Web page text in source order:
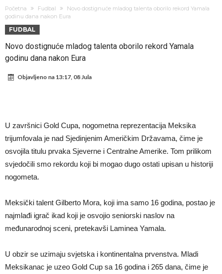
odabrao!
Marciniak objasnio zašto nije isključio Messija: Navijači i stručnjaci su
zaprepašteni njegovim riječima
Milan smanjuje tim
Hidratacijske pauze postale su biznis: FIFA ih ne planira ukinuti
Početna Fudbal
Novo dostignuće mladog talenta oborilo rekord Yamala
godinu dana nakon Eura
FUDBAL
Novo dostignuće mladog talenta oborilo rekord Yamala
godinu dana nakon Eura
Objavljeno na 13:17, 08 Jula
U završnici Gold Cupa, nogometna reprezentacija Meksika
trijumfovala je nad Sjedinjenim Američkim Državama, čime je
osvojila titulu prvaka Sjeverne i Centralne Amerike. Tom prilikom
svjedočili smo rekordu koji bi mogao dugo ostati upisan u historiji
nogometa.
Meksički talent Gilberto Mora, koji ima samo 16 godina, postao je
najmlađi igrač ikad koji je osvojio seniorski naslov na
međunarodnoj sceni, pretekavši Laminea Yamala.
U obzir se uzimaju svjetska i kontinentalna prvenstva. Mladi
Meksikanac je uzeo Gold Cup sa 16 godina i 265 dana, čime je